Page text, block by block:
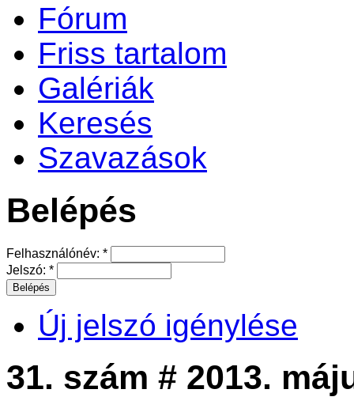
Fórum
Friss tartalom
Galériák
Keresés
Szavazások
Belépés
Felhasználónév: *
Jelszó: *
Új jelszó igénylése
31. szám # 2013.